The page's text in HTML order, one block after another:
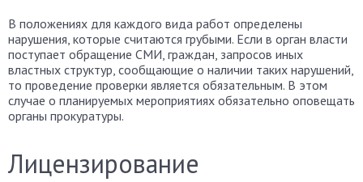
В положениях для каждого вида работ определены
нарушения, которые считаются грубыми. Если в орган власти
поступает обращение СМИ, граждан, запросов иных
властных структур, сообщающие о наличии таких нарушений,
то проведение проверки является обязательным. В этом
случае о планируемых мероприятиях обязательно оповещать
органы прокуратуры.
Лицензирование